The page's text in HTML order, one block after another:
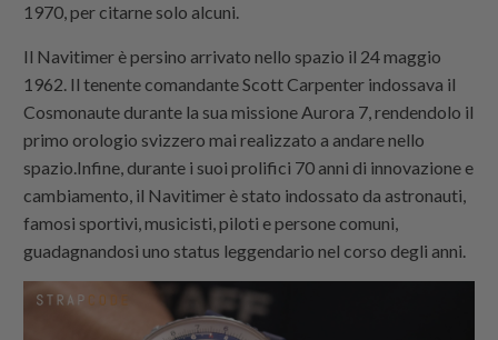
1970, per citarne solo alcuni.
Il Navitimer è persino arrivato nello spazio il 24 maggio
1962. Il tenente comandante Scott Carpenter indossava il
Cosmonaute durante la sua missione Aurora 7, rendendolo il
primo orologio svizzero mai realizzato a andare nello
spazio.Infine, durante i suoi prolifici 70 anni di innovazione e
cambiamento, il Navitimer è stato indossato da astronauti,
famosi sportivi, musicisti, piloti e persone comuni,
guadagnandosi uno status leggendario nel corso degli anni.